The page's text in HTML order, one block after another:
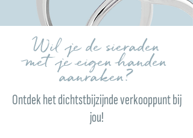
Wil je de sieraden
met je eigen handen
aanraken?
Ontdek het dichtstbijzijnde verkooppunt bij
jou!